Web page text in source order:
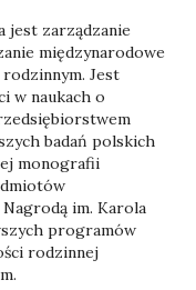
jest zarządzanie
międzynarodowe
Jest
w naukach o
badań polskich
monografii
im. Karola
programów
rodzinnej